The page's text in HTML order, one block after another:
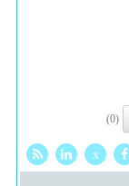
(0)
x